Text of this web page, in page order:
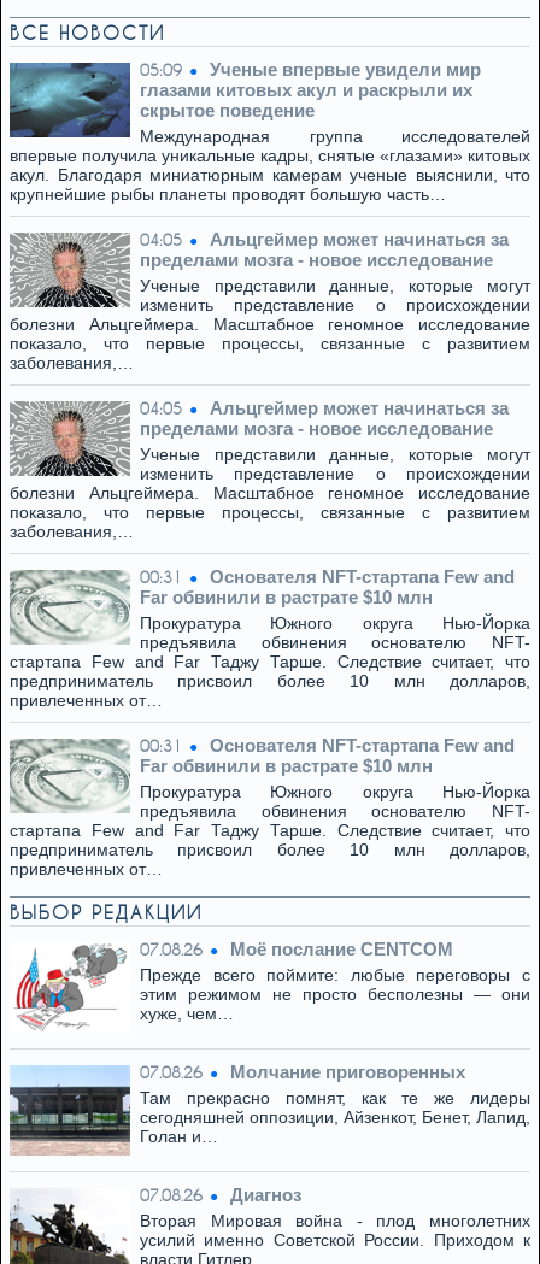
ВСЕ НОВОСТИ
05:09
Ученые впервые увидели мир
глазами китовых акул и раскрыли их
скрытое поведение
Международная группа исследователей
впервые получила уникальные кадры, снятые «глазами» китовых
акул. Благодаря миниатюрным камерам ученые выяснили, что
крупнейшие рыбы планеты проводят большую часть…
04:05
Альцгеймер может начинаться за
пределами мозга - новое исследование
Ученые представили данные, которые могут
изменить представление о происхождении
болезни Альцгеймера. Масштабное геномное исследование
показало, что первые процессы, связанные с развитием
заболевания,…
04:05
Альцгеймер может начинаться за
пределами мозга - новое исследование
Ученые представили данные, которые могут
изменить представление о происхождении
болезни Альцгеймера. Масштабное геномное исследование
показало, что первые процессы, связанные с развитием
заболевания,…
00:31
Основателя NFT-стартапа Few and
Far обвинили в растрате $10 млн
Прокуратура Южного округа Нью-Йорка
предъявила обвинения основателю NFT-
стартапа Few and Far Таджу Тарше. Следствие считает, что
предприниматель присвоил более 10 млн долларов,
привлеченных от…
00:31
Основателя NFT-стартапа Few and
Far обвинили в растрате $10 млн
Прокуратура Южного округа Нью-Йорка
предъявила обвинения основателю NFT-
стартапа Few and Far Таджу Тарше. Следствие считает, что
предприниматель присвоил более 10 млн долларов,
привлеченных от…
ВЫБОР РЕДАКЦИИ
07.08.26 Моё послание CENTCOM
Прежде всего поймите: любые переговоры с
этим режимом не просто бесполезны — они
хуже, чем…
07.08.26 Молчание приговоренных
Там прекрасно помнят, как те же лидеры
сегодняшней оппозиции, Айзенкот, Бенет, Лапид,
Голан и…
07.08.26 Диагноз
Вторая Мировая война - плод многолетних
усилий именно Советской России. Приходом к
власти Гитлер,…